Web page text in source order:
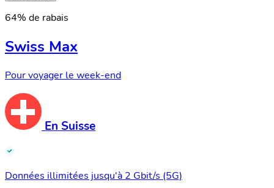
64% de rabais
Swiss Max
Pour voyager le week-end
En Suisse
Données illimitées jusqu'à 2 Gbit/s (5G)